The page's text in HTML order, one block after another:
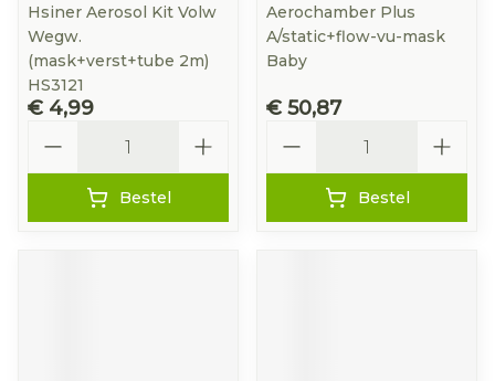
Hsiner Aerosol Kit Volw
Wegw.
(mask+verst+tube 2m)
HS3121
€ 4,99
Bestel
Aerochamber Plus
A/static+flow-vu-mask
Baby
€ 50,87
Bestel